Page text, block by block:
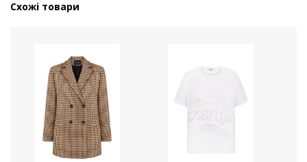
Схожі товари